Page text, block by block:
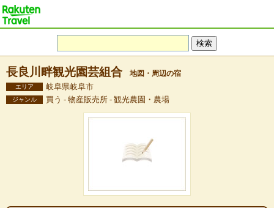
長良川畔観光園芸組合 地図・周辺の宿
エリア 岐阜県岐阜市
ジャンル 買う - 物産販売所 - 観光農園・農場